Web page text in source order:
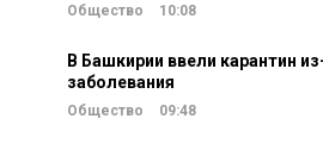
Общество 10:08
В Башкирии ввели карантин
заболевания
Общество 09:48